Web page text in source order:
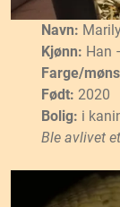
Navn:
Kjønn: Han
Farge/
Født: 2020
Bolig: i
Ble avlivet